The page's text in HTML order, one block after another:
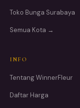
Toko Bunga Surabaya
Semua Kota →
INFO
Tentang WinnerFleur
Daftar Harga